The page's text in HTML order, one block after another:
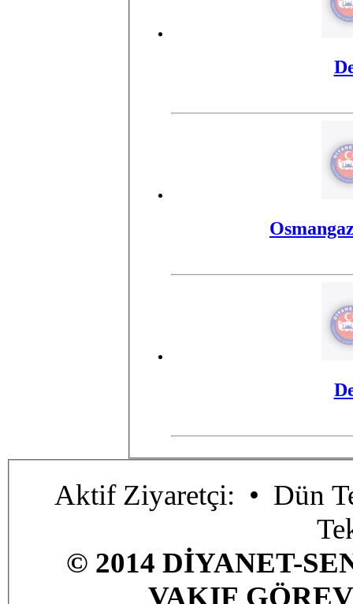
Aktif Ziyaretçi: • Dün
© 2014 DİYANET-
VAKIF